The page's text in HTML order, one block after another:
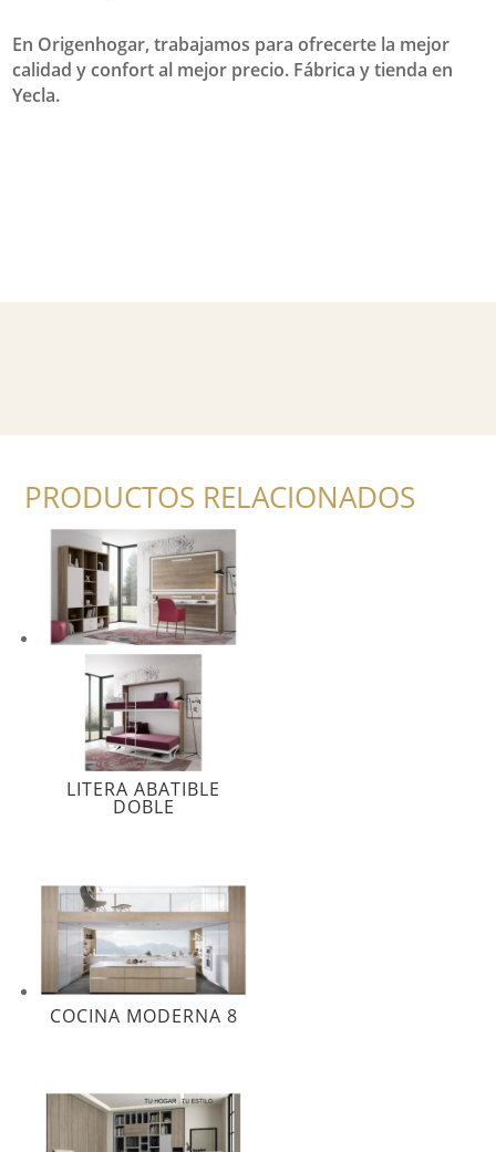
En Origenhogar, trabajamos para ofrecerte la mejor
calidad y confort al mejor precio. Fábrica y tienda en
Yecla.
PRODUCTOS RELACIONADOS
LITERA ABATIBLE
DOBLE
COCINA MODERNA 8